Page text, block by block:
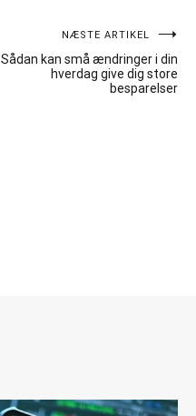
NÆSTE ARTIKEL
Sådan kan små ændringer i din
hverdag give dig store
besparelser